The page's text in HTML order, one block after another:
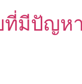
ที่มีปัญหา